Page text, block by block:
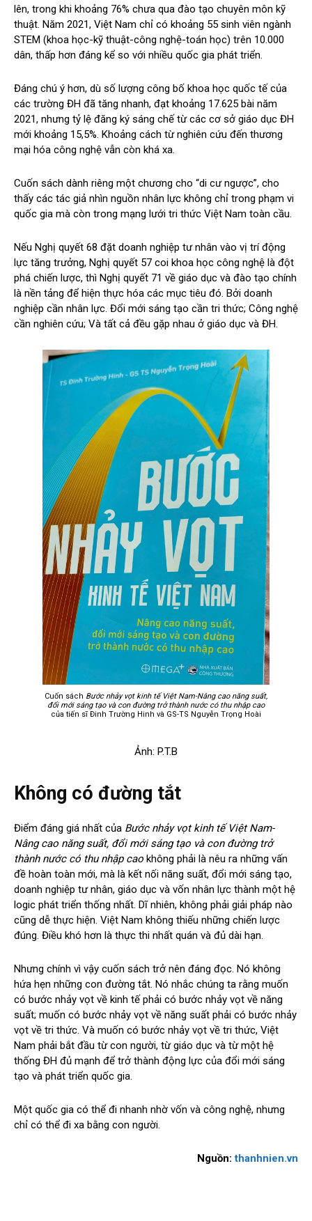
lên, trong khi khoảng 76% chưa qua đào tạo chuyên môn kỹ
thuật. Năm 2021, Việt Nam chỉ có khoảng 55 sinh viên ngành
STEM (khoa học-kỹ thuật-công nghệ-toán học) trên 10.000
dân, thấp hơn đáng kể so với nhiều quốc gia phát triển.
Đáng chú ý hơn, dù số lượng công bố khoa học quốc tế của
các trường ĐH đã tăng nhanh, đạt khoảng 17.625 bài năm
2021, nhưng tỷ lệ đăng ký sáng chế từ các cơ sở giáo dục ĐH
mới khoảng 15,5%. Khoảng cách từ nghiên cứu đến thương
mại hóa công nghệ vẫn còn khá xa.
Cuốn sách dành riêng một chương cho “di cư ngược”, cho
thấy các tác giả nhìn nguồn nhân lực không chỉ trong phạm vi
quốc gia mà còn trong mạng lưới tri thức Việt Nam toàn cầu.
Nếu Nghị quyết 68 đặt doanh nghiệp tư nhân vào vị trí động
lực tăng trưởng, Nghị quyết 57 coi khoa học công nghệ là đột
phá chiến lược, thì Nghị quyết 71 về giáo dục và đào tạo chính
là nền tảng để hiện thực hóa các mục tiêu đó. Bởi doanh
nghiệp cần nhân lực. Đổi mới sáng tạo cần tri thức; Công nghệ
cần nghiên cứu; Và tất cả đều gặp nhau ở giáo dục và ĐH.
Cuốn sách Bước nhảy vọt kinh tế Việt Nam-Nâng cao năng suất,
đổi mới sáng tạo và con đường trở thành nước có thu nhập cao
của tiến sĩ Đinh Trường Hinh và GS-TS Nguyễn Trọng Hoài
Ảnh: P.T.B
Không có đường tắt
Điểm đáng giá nhất của Bước nhảy vọt kinh tế Việt Nam-
Nâng cao năng suất, đổi mới sáng tạo và con đường trở
thành nước có thu nhập cao không phải là nêu ra những vấn
đề hoàn toàn mới, mà là kết nối năng suất, đổi mới sáng tạo,
doanh nghiệp tư nhân, giáo dục và vốn nhân lực thành một hệ
logic phát triển thống nhất. Dĩ nhiên, không phải giải pháp nào
cũng dễ thực hiện. Việt Nam không thiếu những chiến lược
đúng. Điều khó hơn là thực thi nhất quán và đủ dài hạn.
Nhưng chính vì vậy cuốn sách trở nên đáng đọc. Nó không
hứa hẹn những con đường tắt. Nó nhắc chúng ta rằng muốn
có bước nhảy vọt về kinh tế phải có bước nhảy vọt về năng
suất; muốn có bước nhảy vọt về năng suất phải có bước nhảy
vọt về tri thức. Và muốn có bước nhảy vọt về tri thức, Việt
Nam phải bắt đầu từ con người, từ giáo dục và từ một hệ
thống ĐH đủ mạnh để trở thành động lực của đổi mới sáng
tạo và phát triển quốc gia.
Một quốc gia có thể đi nhanh nhờ vốn và công nghệ, nhưng
chỉ có thể đi xa bằng con người.
Nguồn:thanhnien.vn